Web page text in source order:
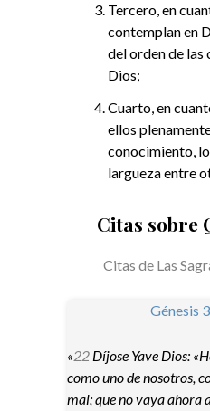
Tercero, en
contemplan en
del orden de las
Dios;
Cuarto, en
ellos
conocimiento,
largueza entre
Citas sobre
Citas de Las
Génesis
«22 Díjose Yave Dios:
como uno de nosotros,
mal; que no vaya ahora